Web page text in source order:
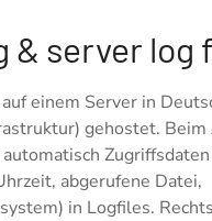
& server log
einem Server in
gehostet.
abgerufene Datei,
in Logfiles.